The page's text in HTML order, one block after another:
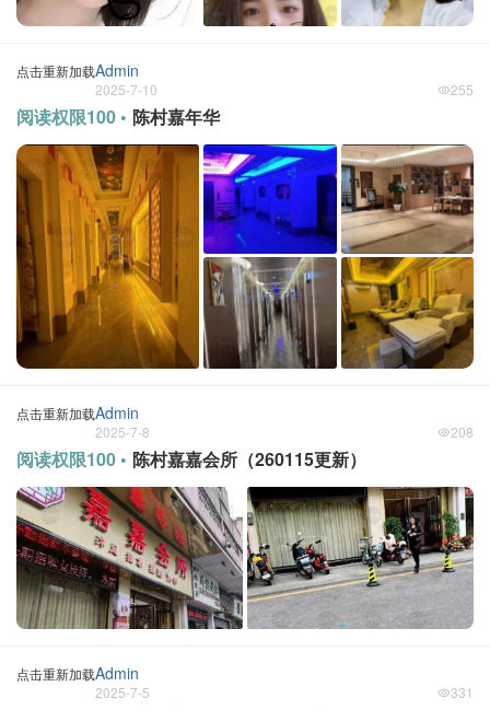
点击重新加载Admin
2025-7-10 255
阅读权限100 • 陈村嘉年华
点击重新加载Admin
2025-7-8 208
阅读权限100 • 陈村嘉嘉会所（260115更新）
点击重新加载Admin
2025-7-5 331